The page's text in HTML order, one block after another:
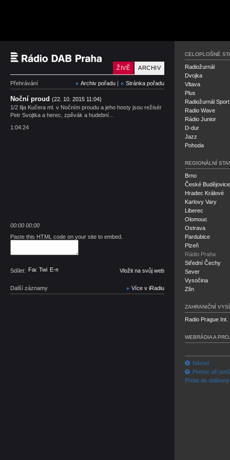
Český rozhlas Rádio
ARCHIV
ŽIVĚ
Přehrávání Archiv pořadu | Stránka pořadu
Noční proud (22. 10. 2015 11:04)
1/2 Ilja Kučera ml. v Nočním proudu a jeho hosty jsou režisér
Petr Svojtka a herec, zpěvák a hudební…
1:04:24
00:00 00:00
Paste this HTML code on your site to embed.
Sdílet: Facebook
TwitterE-mail Vložit na svůj web
Další záznamy Více v iRadiu
CELOPLOŠNÉ
Radiožurnál
Dvojka
Vltava
Plus
Radiožurnál Sport
Radio Wave
Rádio Junior
D-dur
Jazz
Pohoda
REGIONÁLNÍ
Brno
České Budějovice
Hradec Králové
Karlovy Vary
Liberec
Olomouc
Ostrava
Pardubice
Plzeň
Rádio Praha
Střední Čechy
Sever
Vysočina
Zlín
ZAHRANIČNÍ
Radio Prague Int.
WEBRÁDIA A
Návod
Pomoc při
Přidat do